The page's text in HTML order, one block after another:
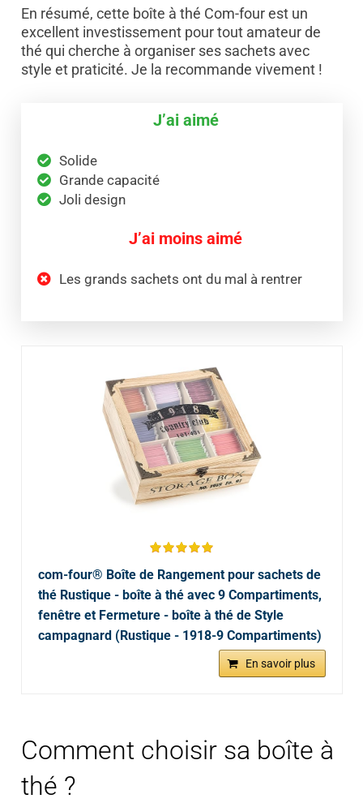
En résumé, cette boîte à thé Com-four est un
excellent investissement pour tout amateur de
thé qui cherche à organiser ses sachets avec
style et praticité. Je la recommande vivement !
J’ai aimé
Solide
Grande capacité
Joli design
J’ai moins aimé
Les grands sachets ont du mal à rentrer
com-four® Boîte de Rangement pour sachets de
thé Rustique - boîte à thé avec 9 Compartiments,
fenêtre et Fermeture - boîte à thé de Style
campagnard (Rustique - 1918-9 Compartiments)
En savoir plus
Comment choisir sa boîte à
thé ?